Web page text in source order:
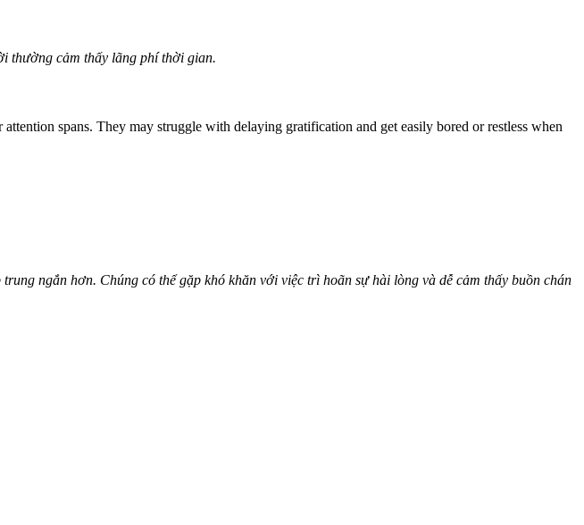
thường cảm thấy lãng phí thời gian.
attention spans. They may struggle with delaying gratification and get easily bored or restless when
ngắn hơn. Chúng có thể gặp khó khăn với việc trì hoãn sự hài lòng và dễ cảm thấy buồn chán